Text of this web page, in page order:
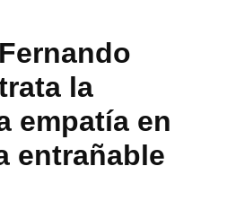
la
empatía en
entrañable